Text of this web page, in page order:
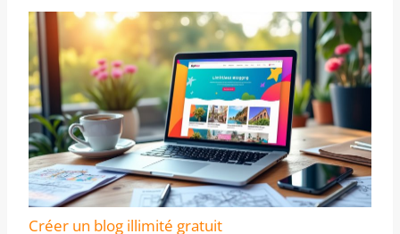
Créer un blog illimité gratuit